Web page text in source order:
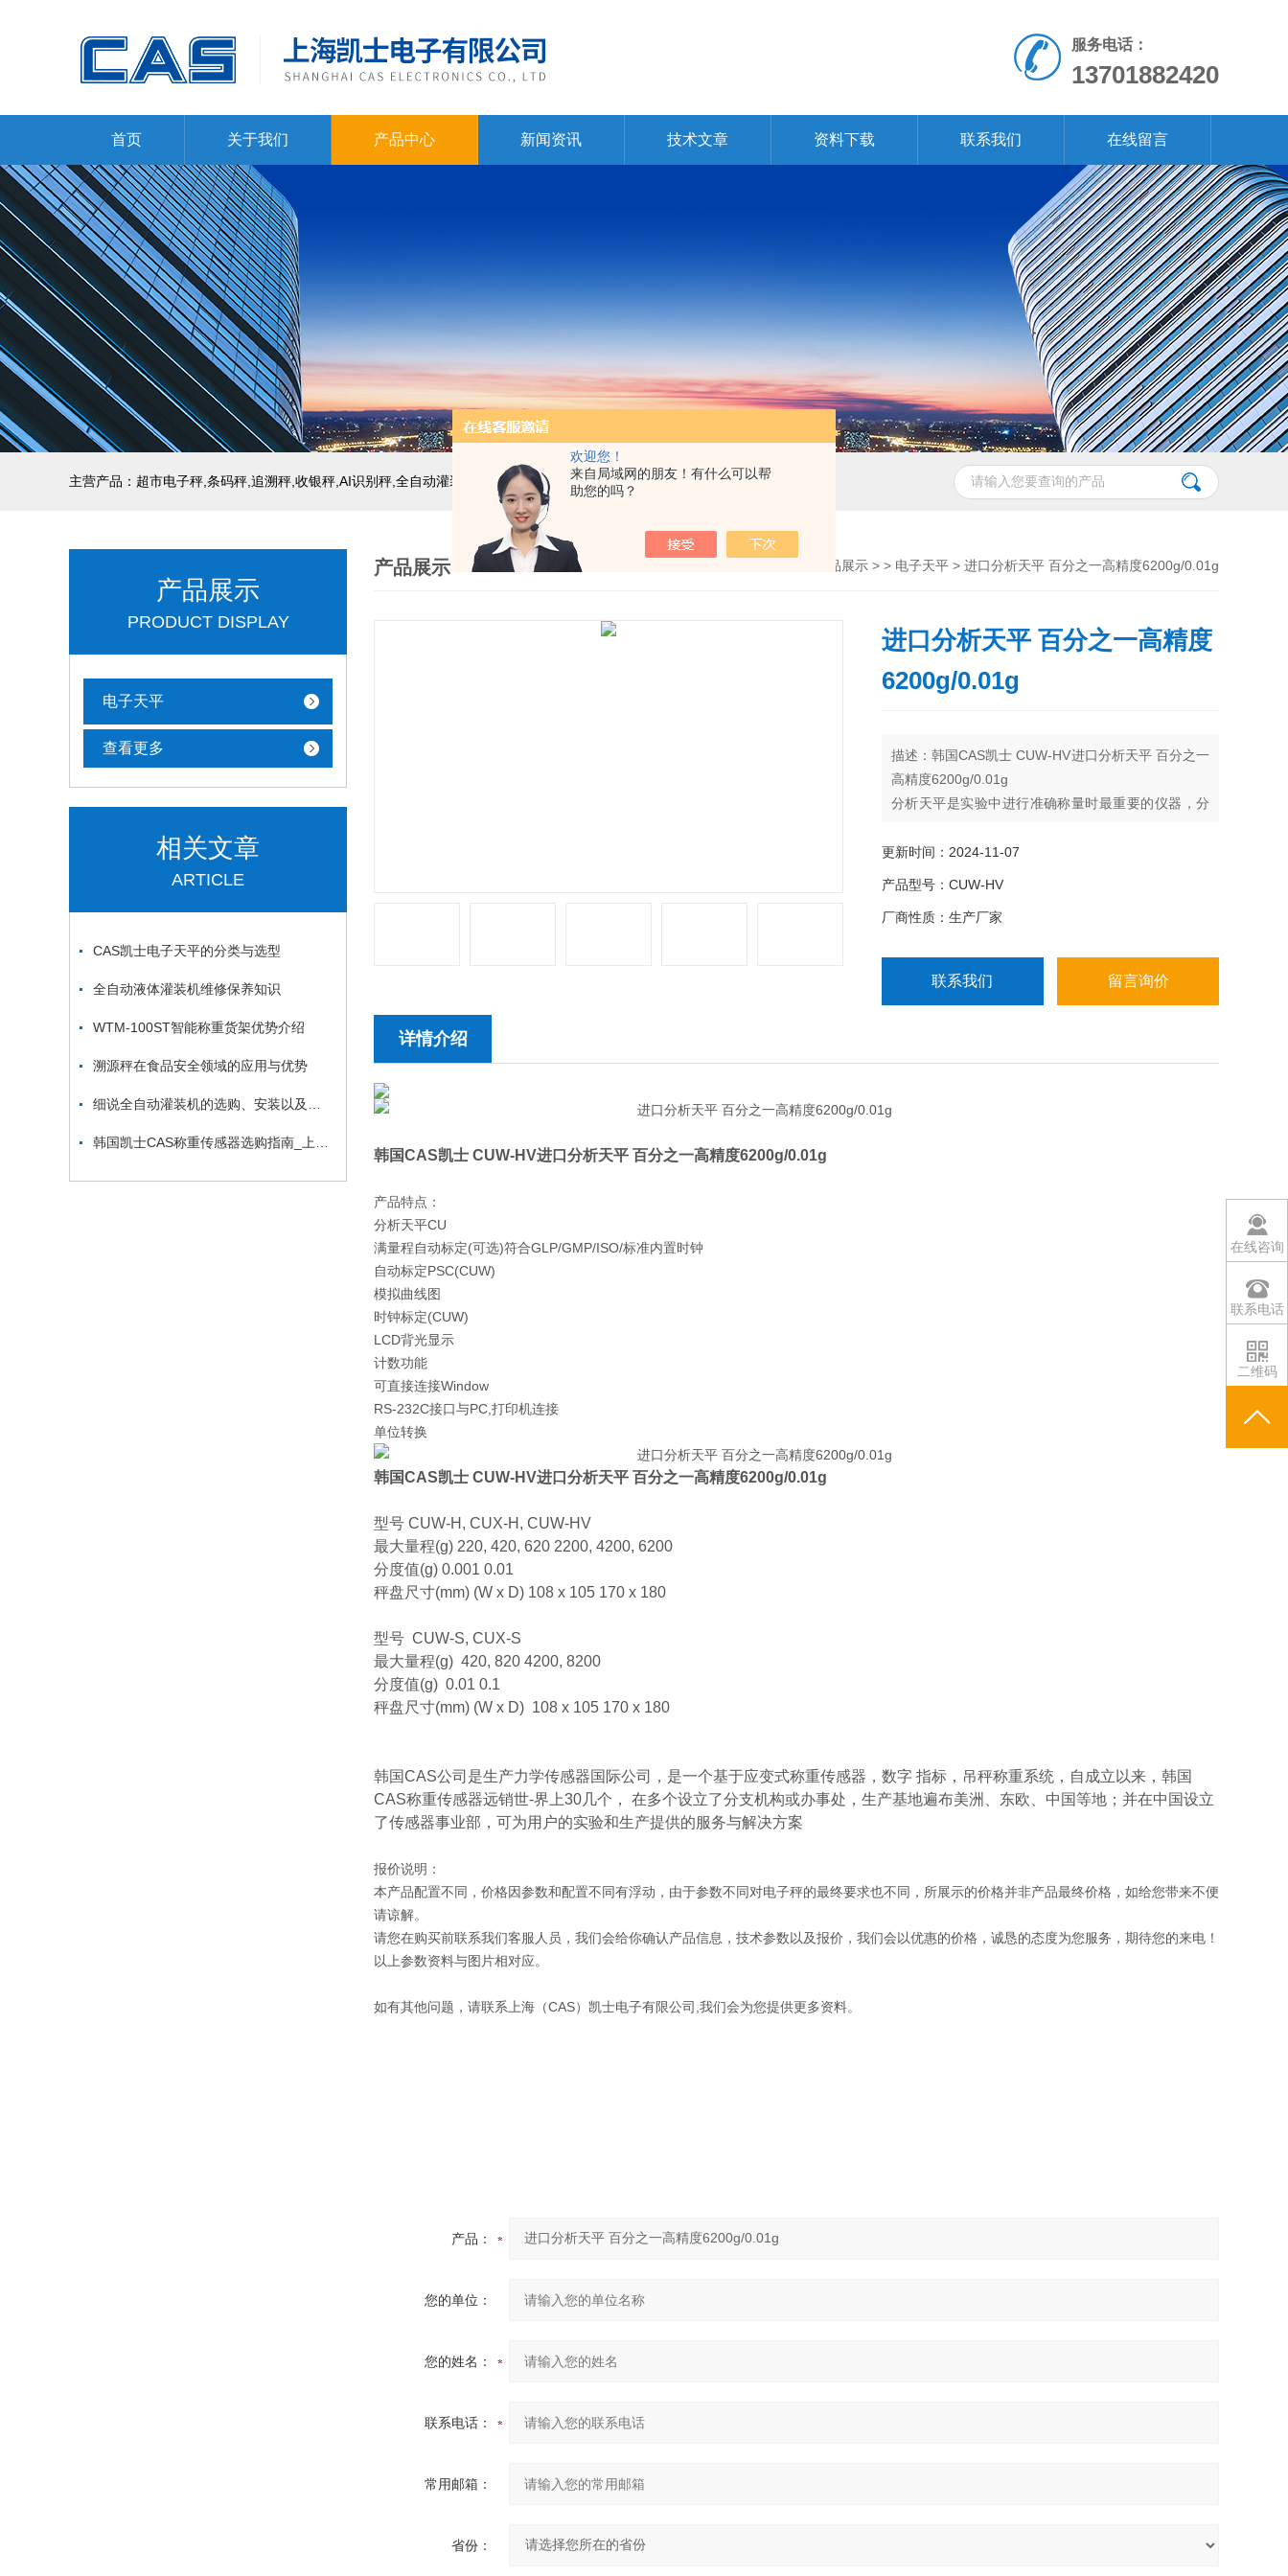
欢迎您！
来自局域网的朋友！有什么可以帮
助您的吗？
服务电话：
13701882420
首页 关于我们 产品中心 新闻资讯 技术文章 资料下载 联系我们 在线留言
主营产品：超市电子秤,条码秤,追溯秤,收银秤,AI识别秤,全自动灌装机设备,液体灌装生产线
产品展示
PRODUCT DISPLAY
电子天平
查看更多
相关文章
ARTICLE
CAS凯士电子天平的分类与选型
全自动液体灌装机维修保养知识
WTM-100ST智能称重货架优势介绍
溯源秤在食品安全领域的应用与优势
产品展示 产品展示 > > 电子天平 > 进口分析天平 百分之一高精度6200g/0.01g
进口分析天平 百分之一高精度
6200g/0.01g
描述：韩国CAS凯士 CUW-HV进口分析天平 百分之一
高精度6200g/0.01g
分析天平是实验中进行准确称量时最重要的仪器，分
内校，就是电子天平带有内部标定砝码，方便随时调
取，一键进行标定。外校型必须要按校正键，从外部
更新时间：2024-11-07
产品型号：CUW-HV
厂商性质：生产厂家
联系我们 留言询价
详情介绍
韩国CAS凯士 CUW-HV进口分析天平 百分之一高精度6200g/0.01g
产品特点：
分析天平CU
满量程自动标定(可选)符合GLP/GMP/ISO/标准内置时钟
自动标定PSC(CUW)
模拟曲线图
时钟标定(CUW)
LCD背光显示
计数功能
可直接连接Window
RS-232C接口与PC,打印机连接
单位转换
韩国CAS凯士 CUW-HV进口分析天平 百分之一高精度6200g/0.01g
型号 CUW-H, CUX-H, CUW-HV
最大量程(g) 220, 420, 620 2200, 4200, 6200
分度值(g) 0.001 0.01
秤盘尺寸(mm) (W x D) 108 x 105 170 x 180
型号 CUW-S, CUX-S
最大量程(g) 420, 820 4200, 8200
分度值(g) 0.01 0.1
秤盘尺寸(mm) (W x D) 108 x 105 170 x 180
韩国CAS公司是生产力学传感器国际公司，是一个基于应变式称重传感器，数字 指标，吊秤称重系统，自成立以来，韩国
CAS称重传感器远销世-界上30几个， 在多个设立了分支机构或办事处，生产基地遍布美洲、东欧、中国等地；并在中国设立
了传感器事业部，可为用户的实验和生产提供的服务与解决方案
报价说明：
本产品配置不同，价格因参数和配置不同有浮动，由于参数不同对电子秤的最终要求也不同，所展示的价格并非产品最终价格，如给您带来不便
请谅解。
请您在购买前联系我们客服人员，我们会给你确认产品信息，技术参数以及报价，我们会以优惠的价格，诚恳的态度为您服务，期待您的来电！
以上参数资料与图片相对应。
如有其他问题，请联系上海（CAS）凯士电子有限公司,我们会为您提供更多资料。
产品：
您的单位：
您的姓名：
联系电话：
常用邮箱：
省份：
在线咨询
联系电话
二维码